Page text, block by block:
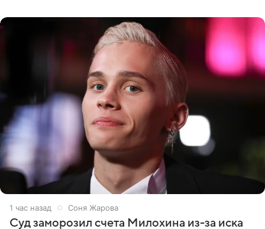
1 час назад Соня Жарова
Суд заморозил счета Милохина из-за иска